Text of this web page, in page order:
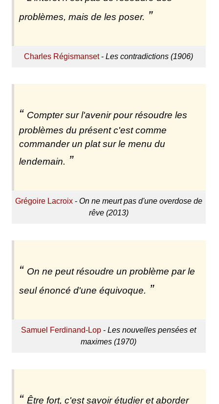
problèmes, mais de les poser.
Charles Régismanset-Les contradictions (1906)
Compter sur l'avenir pour résoudre les
problèmes du présent c'est comme
commander un plat sur le menu du
lendemain.
Grégoire Lacroix- On ne meurt pas d'une overdose de
rêve (2013)
On ne peut résoudre un problème par le
seul énoncé d'une équivoque.
Samuel Ferdinand-Lop -Les nouvelles pensées et
maximes (1970)
Être fort, c'est savoir étudier et aborder